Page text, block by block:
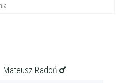
Mateusz Radoń